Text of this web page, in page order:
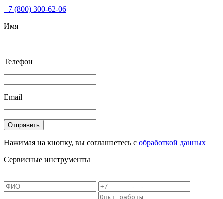
+7 (800) 300-62-06
Имя
Телефон
Email
Отправить
Нажимая на кнопку, вы соглашаетесь с обработкой данных
Сервисные инструменты